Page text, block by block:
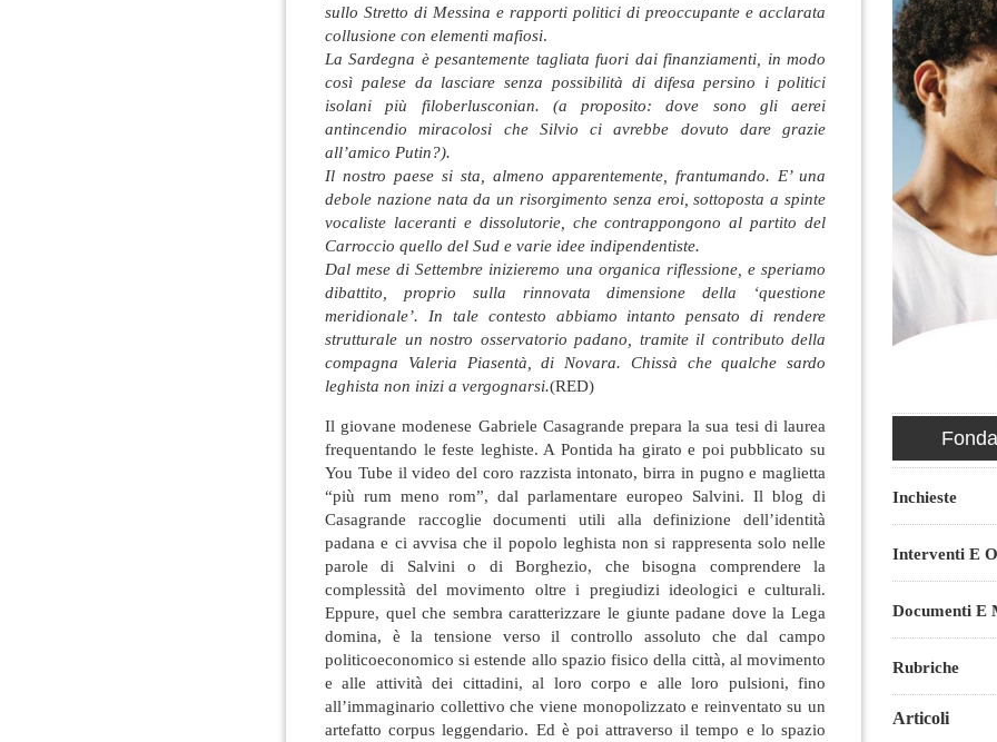
sullo Stretto di Messina e rapporti politici di preoccupante e acclarata
collusione con elementi mafiosi.
La Sardegna è pesantemente tagliata fuori dai finanziamenti, in modo
così palese da lasciare senza possibilità di difesa persino i politici
isolani più filoberlusconian. (a proposito: dove sono gli aerei
antincendio miracolosi che Silvio ci avrebbe dovuto dare grazie
all’amico Putin?).
Il nostro paese si sta, almeno apparentemente, frantumando. E’ una
debole nazione nata da un risorgimento senza eroi, sottoposta a spinte
vocaliste laceranti e dissolutorie, che contrappongono al partito del
Carroccio quello del Sud e varie idee indipendentiste.
Dal mese di Settembre inizieremo una organica riflessione, e speriamo
dibattito, proprio sulla rinnovata dimensione della ‘questione
meridionale’. In tale contesto abbiamo intanto pensato di rendere
strutturale un nostro osservatorio padano, tramite il contributo della
compagna Valeria Piasentà, di Novara. Chissà che qualche sardo
leghista non inizi a vergognarsi.(RED)
Il giovane modenese Gabriele Casagrande prepara la sua tesi di laurea
frequentando le feste leghiste. A Pontida ha girato e poi pubblicato su
You Tube il video del coro razzista intonato, birra in pugno e maglietta
“più rum meno rom”, dal parlamentare europeo Salvini. Il blog di
Casagrande raccoglie documenti utili alla definizione dell’identità
padana e ci avvisa che il popolo leghista non si rappresenta solo nelle
parole di Salvini o di Borghezio, che bisogna comprendere la
complessità del movimento oltre i pregiudizi ideologici e culturali.
Eppure, quel che sembra caratterizzare le giunte padane dove la Lega
domina, è la tensione verso il controllo assoluto che dal campo
politicoeconomico si estende allo spazio fisico della città, al movimento
e alle attività dei cittadini, al loro corpo e alle loro pulsioni, fino
all’immaginario collettivo che viene monopolizzato e reinventato su un
artefatto corpus leggendario. Ed è poi attraverso il tempo e lo spazio
Inchieste
Interventi E
Documenti E
Rubriche
Articoli